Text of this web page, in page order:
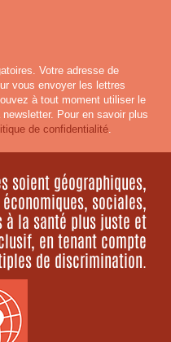
Votre adresse de
vous envoyer les lettres
à tout moment utiliser le
Pour en savoir plus
de confidentialité.
soient géographiques,
économiques, sociales,
à la santé plus juste et
en tenant compte
de discrimination.